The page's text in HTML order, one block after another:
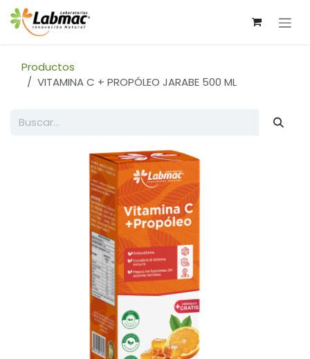
Ir al contenido
Productos
VITAMINA C + PROPÓLEO JARABE 500 ML